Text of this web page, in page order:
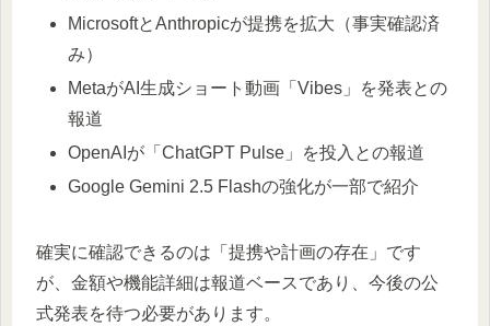
MicrosoftとAnthropicが提携を拡大（事実確認済
み）
MetaがAI生成ショート動画「Vibes」を発表との
報道
OpenAIが「ChatGPT Pulse」を投入との報道
Google Gemini 2.5 Flashの強化が一部で紹介
確実に確認できるのは「提携や計画の存在」です
が、金額や機能詳細は報道ベースであり、今後の公
式発表を待つ必要があります。